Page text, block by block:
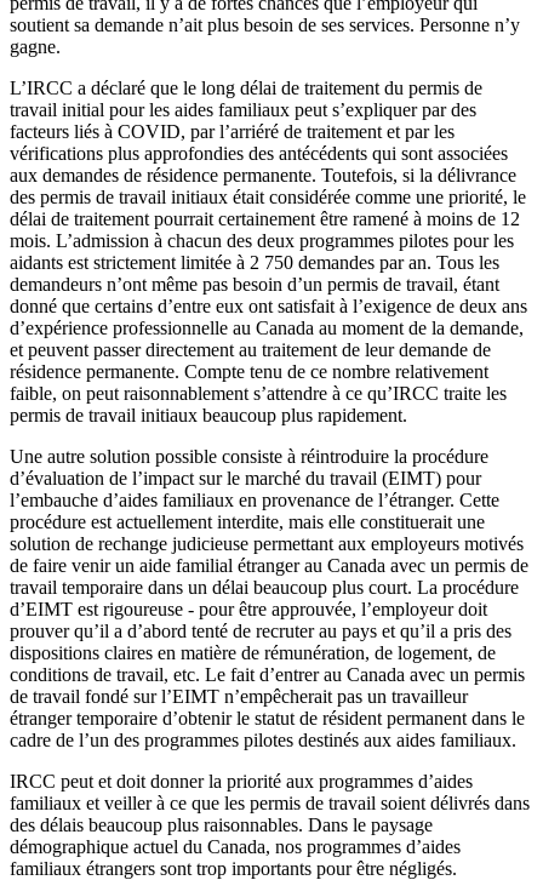
soutient sa demande n’ait plus besoin de ses services. Personne n’y
gagne.
L’IRCC a déclaré que le long délai de traitement du permis de
travail initial pour les aides familiaux peut s’expliquer par des
facteurs liés à COVID, par l’arriéré de traitement et par les
vérifications plus approfondies des antécédents qui sont associées
aux demandes de résidence permanente. Toutefois, si la délivrance
des permis de travail initiaux était considérée comme une priorité, le
délai de traitement pourrait certainement être ramené à moins de 12
mois. L’admission à chacun des deux programmes pilotes pour les
aidants est strictement limitée à 2 750 demandes par an. Tous les
demandeurs n’ont même pas besoin d’un permis de travail, étant
donné que certains d’entre eux ont satisfait à l’exigence de deux ans
d’expérience professionnelle au Canada au moment de la demande,
et peuvent passer directement au traitement de leur demande de
résidence permanente. Compte tenu de ce nombre relativement
faible, on peut raisonnablement s’attendre à ce qu’IRCC traite les
permis de travail initiaux beaucoup plus rapidement.
Une autre solution possible consiste à réintroduire la procédure
d’évaluation de l’impact sur le marché du travail (EIMT) pour
l’embauche d’aides familiaux en provenance de l’étranger. Cette
procédure est actuellement interdite, mais elle constituerait une
solution de rechange judicieuse permettant aux employeurs motivés
de faire venir un aide familial étranger au Canada avec un permis de
travail temporaire dans un délai beaucoup plus court. La procédure
d’EIMT est rigoureuse - pour être approuvée, l’employeur doit
prouver qu’il a d’abord tenté de recruter au pays et qu’il a pris des
dispositions claires en matière de rémunération, de logement, de
conditions de travail, etc. Le fait d’entrer au Canada avec un permis
de travail fondé sur l’EIMT n’empêcherait pas un travailleur
étranger temporaire d’obtenir le statut de résident permanent dans le
cadre de l’un des programmes pilotes destinés aux aides familiaux.
IRCC peut et doit donner la priorité aux programmes d’aides
familiaux et veiller à ce que les permis de travail soient délivrés dans
des délais beaucoup plus raisonnables. Dans le paysage
démographique actuel du Canada, nos programmes d’aides
familiaux étrangers sont trop importants pour être négligés.